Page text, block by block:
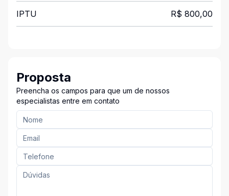
IPTU R$ 800,00
Proposta
Preencha os campos para que um de nossos
especialistas entre em contato